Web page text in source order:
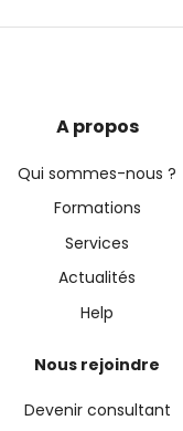
A propos
Qui sommes-nous ?
Formations
Services
Actualités
Help
Nous rejoindre
Devenir consultant